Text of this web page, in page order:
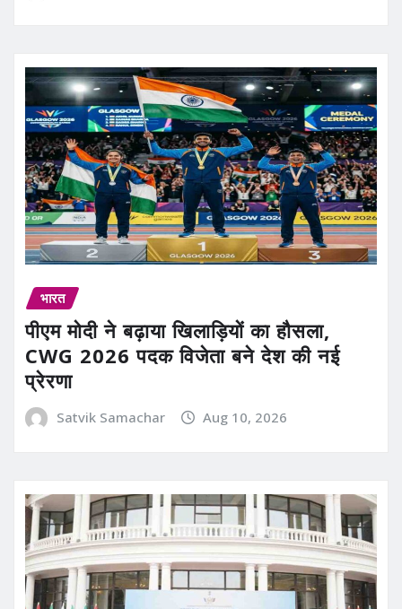
भारत
पीएम मोदी ने बढ़ाया खिलाड़ियों का हौसला,
CWG 2026 पदक विजेता बने देश की नई
प्रेरणा
Satvik Samachar Aug 10, 2026